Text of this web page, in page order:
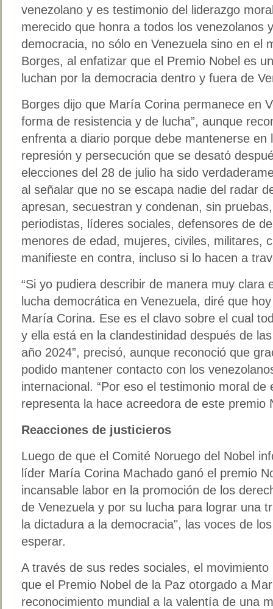
venezolano y es testimonio del liderazgo
merecido que honra a todos los venezolanos
democracia, no sólo en Venezuela sino en el
Borges, al enfatizar que el Premio Nobel es
luchan por la democracia dentro y fuera de
Borges dijo que María Corina permanece en
forma de resistencia y de lucha”, aunque
enfrenta a diario porque debe mantenerse en
represión y persecución que se desató
elecciones del 28 de julio ha sido
al señalar que no se escapa nadie del radar
apresan, secuestran y condenan, sin
periodistas, líderes sociales, defensores de
menores de edad, mujeres, civiles, militares,
manifieste en contra, incluso si lo hacen a
“Si yo pudiera describir de manera muy clara
lucha democrática en Venezuela, diré que
María Corina. Ese es el clavo sobre el cual
y ella está en la clandestinidad después de
año 2024”, precisó, aunque reconoció que
podido mantener contacto con los
internacional. “Por eso el testimonio moral de
representa la hace acreedora de este premio
Reacciones de justicieros
Luego de que el Comité Noruego del Nobel
líder María Corina Machado ganó el premio
incansable labor en la promoción de los
de Venezuela y por su lucha para lograr una
la dictadura a la democracia", las voces de
esperar.
A través de sus redes sociales, el movimiento
que el Premio Nobel de la Paz otorgado a
reconocimiento mundial a la valentía de una